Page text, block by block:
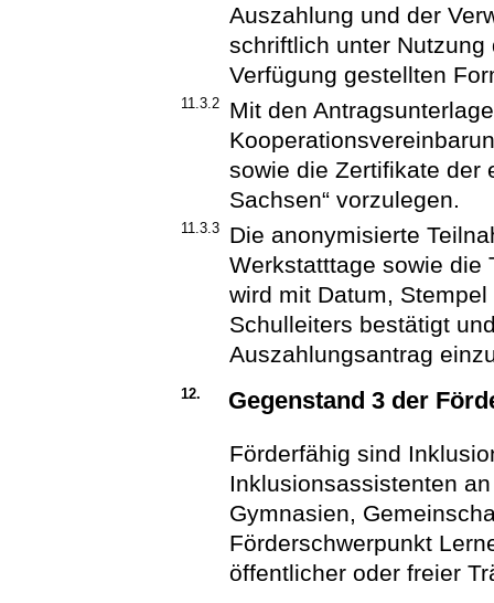
Auszahlung und der
schriftlich unter
Verfügung gestellten
11.3.2
Mit den
sowie die Zertifikate der
Sachsen“ vorzulegen.
11.3.3
Die anonymisierte
Werkstatttage sowie die
wird mit Datum,
Schulleiters bestätigt
Auszahlungsantrag
12. Gegenstand 3 der
Förderfähig sind
Inklusionsassistenten
Gymnasien,
Förderschwerpunkt
öffentlicher oder freier